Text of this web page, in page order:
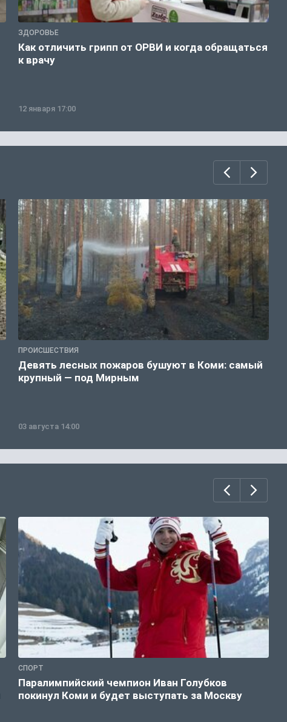
ЗДОРОВЬЕ
Как отличить грипп от ОРВИ и когда обращаться
к врачу
12 января 17:00
ПРОИСШЕСТВИЯ
Девять лесных пожаров бушуют в Коми: самый
крупный — под Мирным
03 августа 14:00
СПОРТ
Паралимпийский чемпион Иван Голубков
покинул Коми и будет выступать за Москву